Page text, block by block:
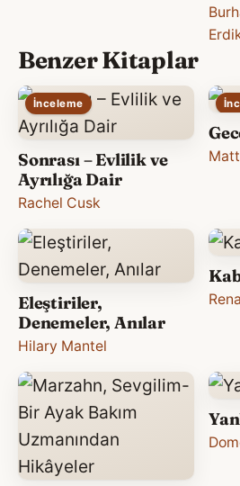
Benzer Kitaplar
İnceleme
Sonrası – Evlilik ve
Ayrılığa Dair
Rachel Cusk
Eleştiriler,
Denemeler, Anılar
Hilary Mantel